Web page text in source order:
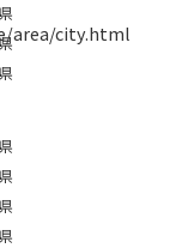
area/city.html